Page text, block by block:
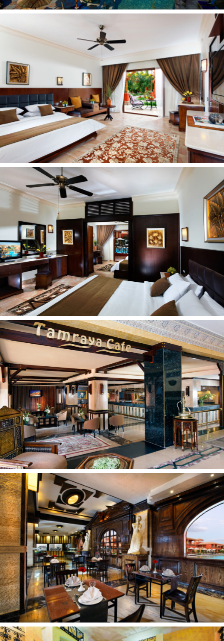
Automobilių stovėjimo aikštelė nemokamai
Prie baseino: skėčiai, gultai, čiužiniai - nemokamai
Pramogos ir sportas:
Sūkurinis baseinas (mokama)
Masažas (mokama)
Sauna (mokama)
Vandens sportas (mokama)
Smigis
Paplūdimio tinklinis
Biliardas (mokama)
Garinė pirtis (mokama)
Aerobika
Vandens gimnastika
Mini Golfas (30 min. kasdien nemokamai, mokama)
Mini Futbolas
Jodinėjimas žirgais (vienas ratas nemokamas, mokama)
Treniruoklių salė
Lauko teniso aikštelė (30 min kiekvieną dieną
nemokamai, mokama)
Periodiškai vyksta pramoginiai renginiai
Vaikams:
Vandens kalneliai: 7
Baseinai vaikams: 2 (1 šildomas žiemos sezonu)
Žaidimų aikštelė
Skyrius vaikams pagrindiniame baseine (3; 2 iš jų šildomi
žiemos sezonu)
Vaikų klubas (nuo 4 iki 12 metų)
Vaikai nuo 8 mėn. iki 3 metų:
Lovelė: pagal atskirą užklausimą, nemokamai
Vaikiškos kėdutės restorane yra
Privatus
Smėlio
Paplūdimyje: skėčiai, gultai, čiužiniai nemokamai
Kontaktai:
Adresas: Qesm Hurghada, Red Sea Governorate, Egypt
Telefonas: +20 65 3464601
Internetinė svetainė:
http://www.pickalbatros.com/hotels-resorts/alf-leila-
wa-leila/